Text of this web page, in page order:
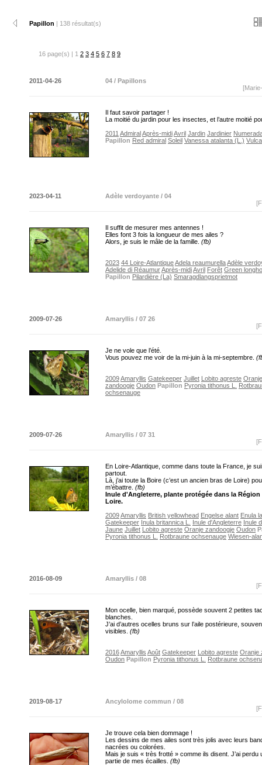
Papillon | 138 résultat(s)
16 page(s) | 1 2 3 4 5 6 7 8 9
2011-04-26
04 / Papillons
Il faut savoir partager !
La moitié du jardin pour les insectes, et l’autre moitié
2011 AdmiralAprès-midiAvril Jardin Jardinier
Papillon Red admiral Soleil Vanessa atalanta (L.)
2023-04-11
Adèle verdoyante / 04
Il suffit de mesurer mes antennes !
Elles font 3 fois la longueur de mes ailes ?
Alors, je suis le mâle de la famille. (fb)
2023 44 Loire-AtlantiqueAdela reaumurellaAdèle
Adelide di RéaumurAprès-midiAvril Forêt Green
Papillon Pilardière (La) Smaragdlangsprietmot
2009-07-26
Amaryllis / 07 26
Je ne vole que l’été.
Vous pouvez me voir de la mi-juin à la mi-septembre.
2009Amaryllis Gatekeeper Juillet Lobito agreste Oranje
zandoogje Oudon Papillon Pyronia tithonus L.
ochsenauge
2009-07-26
Amaryllis / 07 31
En Loire-Atlantique, comme dans toute la France, je
partout.
Là, j’ai toute la Boire (c’est un ancien bras de Loire)
m’ébattre. (fb)
Inule d'Angleterre, plante protégée dans la Région
Loire.
2009Amaryllis British yellowhead Engelse alant Enula
Gatekeeper Inula britannica L. Inule d'Angleterre Inule
Jaune Juillet Lobito agreste Oranje zandoogje Oudon
Pyronia tithonus L.
Rotbraune ochsenauge Wiesen-
2016-08-09
Amaryllis / 08
Mon ocelle, bien marqué, possède souvent 2 petites
blanches.
J’ai d’autres ocelles bruns sur l’aile postérieure,
visibles. (fb)
2016Amaryllis Août Gatekeeper Lobito agreste Oranje
Oudon Papillon Pyronia tithonus L. Rotbraune
2019-08-17
Ancylolome commun / 08
Je trouve cela bien dommage !
Les dessins de mes ailes sont très jolis avec leurs
nacrées ou colorées.
Mais je suis « très frotté » comme ils disent. J’ai perdu
partie de mes écailles. (fb)